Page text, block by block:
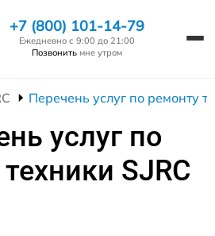
+7 (800) 101-14-79
Ежедневно с 9:00 до 21:00
Позвонить мне утром
Перечень услуг по ремонту
услуг по
SJRC